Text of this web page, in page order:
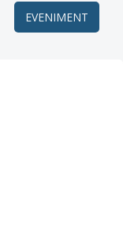
EVENIMENT